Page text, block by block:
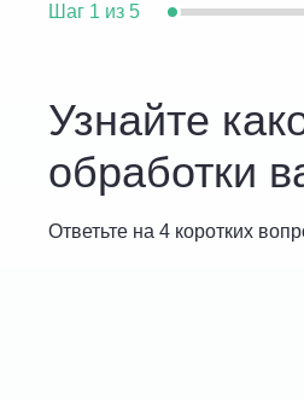
Шаг 1 из 5
Узнайте
обработки
Ответьте на 4 коротких